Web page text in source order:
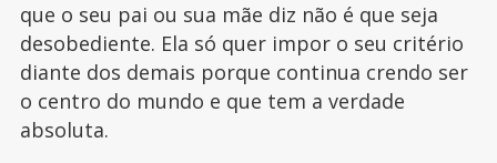
que o seu pai ou sua mãe diz não é que seja
desobediente. Ela só quer impor o seu critério
diante dos demais porque continua crendo ser
o centro do mundo e que tem a verdade
absoluta.